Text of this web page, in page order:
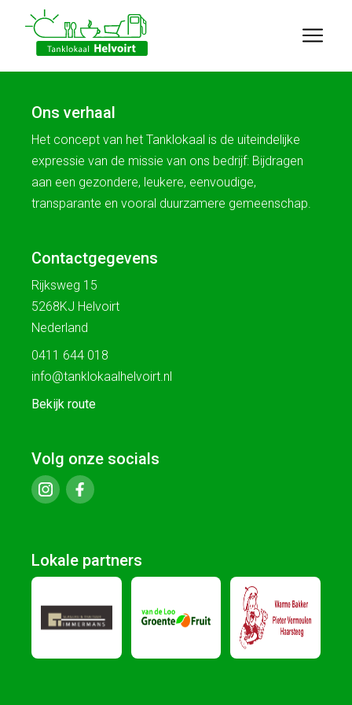
Ons verhaal
Het concept van het Tanklokaal is de uiteindelijke
expressie van de missie van ons bedrijf: Bijdragen
aan een gezondere, leukere, eenvoudige,
transparante en vooral duurzamere gemeenschap.
Contactgegevens
Rijksweg 15
5268KJ Helvoirt
Nederland
0411 644 018
info@tanklokaalhelvoirt.nl
Bekijk route
Volg onze socials
Lokale partners